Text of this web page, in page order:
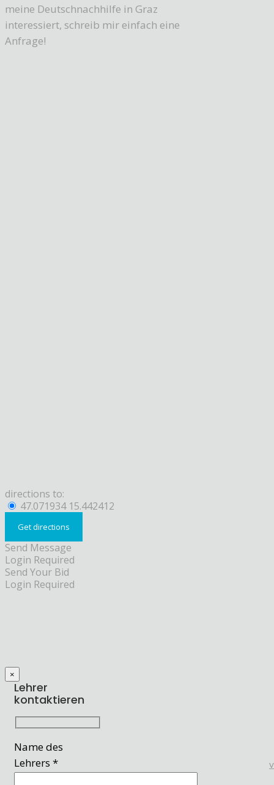
meine Deutschnachhilfe in Graz
interessiert, schreib mir einfach eine
Anfrage!
directions to:
47.071934 15.442412
Send Message
Login Required
Send Your Bid
Login Required
×
Lehrer
kontaktieren
Name des
Lehrers *